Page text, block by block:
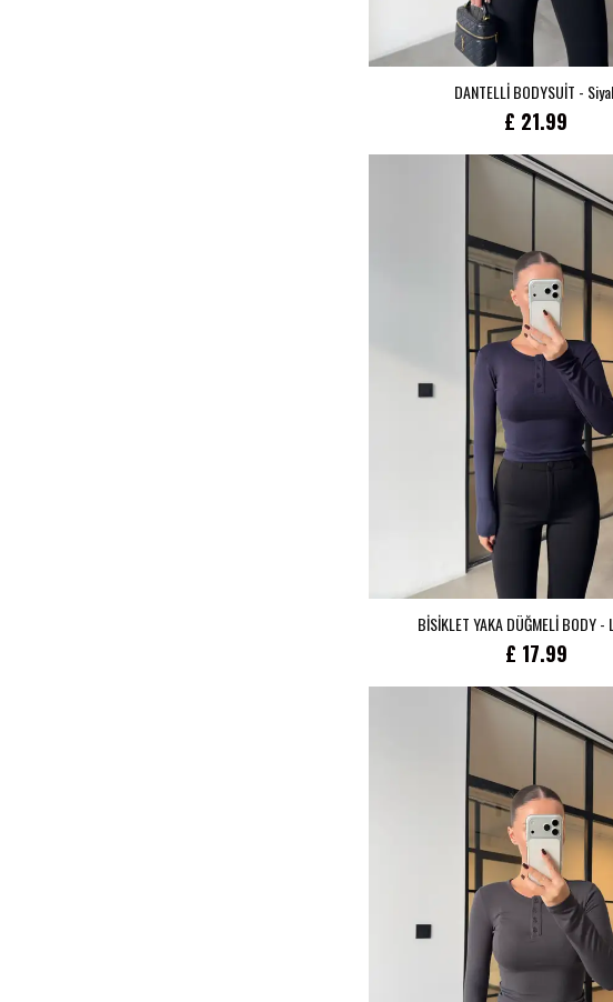
DANTELLİ BODYSUİT -
£ 21.99
BİSİKLET YAKA DÜĞMELİ BODY
£ 17.99